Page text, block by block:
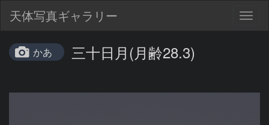
天体写真ギャラリー
かあ 三十日月(月齢28.3)